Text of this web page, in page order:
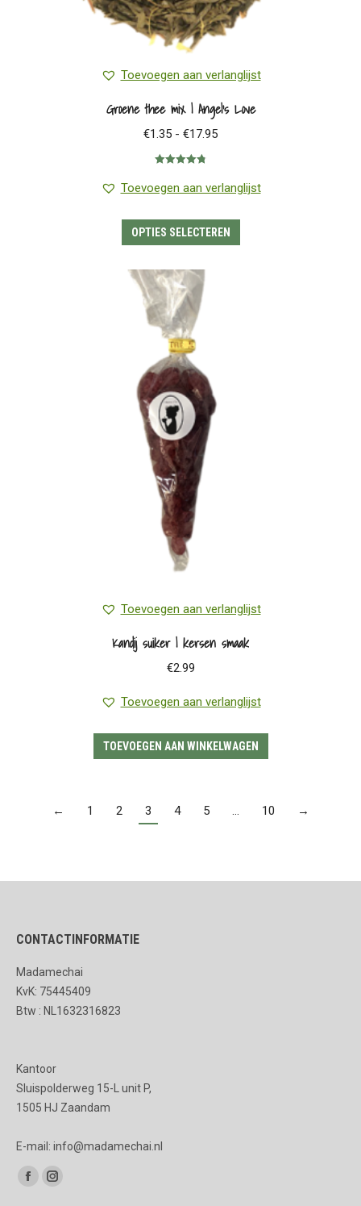
Toevoegen aan verlanglijst
Groene thee mix | Angel’s Love
€1.35 - €17.95Prijsklasse:
€17.95
4.80uit 5
Toevoegen aan verlanglijst
OPTIES SELECTEREN
Toevoegen aan verlanglijst
Kandij suiker | kersen smaak
€2.99
Toevoegen aan verlanglijst
TOEVOEGEN AAN WINKELWAGEN
← 1 2 3 4 5 … 10 →
CONTACTINFORMATIE
Madamechai
KvK: 75445409
Btw : NL1632316823
Kantoor
Sluispolderweg 15-L unit P,
1505 HJ Zaandam
E-mail: info@madamechai.nl
Vind ons op:
FacebookInstagram